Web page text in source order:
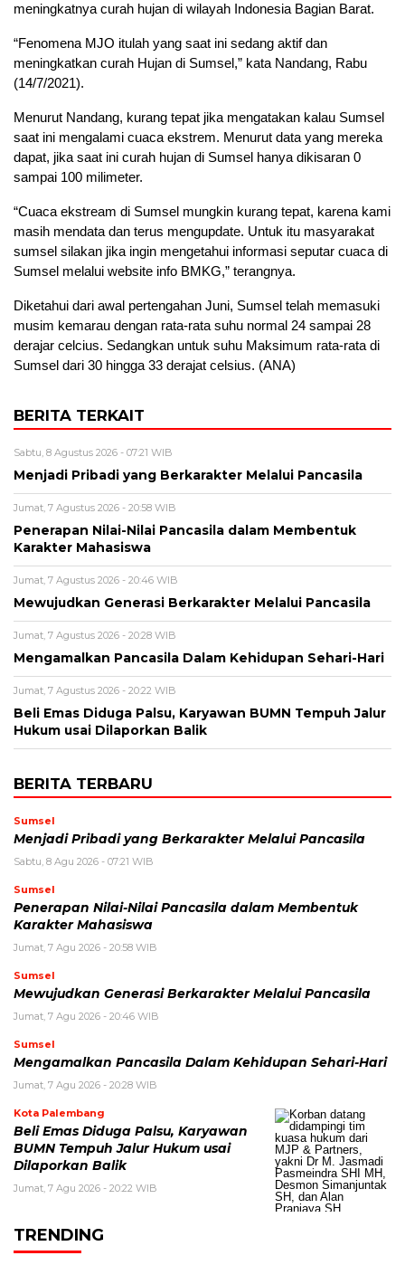
meningkatnya curah hujan di wilayah Indonesia Bagian Barat.
“Fenomena MJO itulah yang saat ini sedang aktif dan
meningkatkan curah Hujan di Sumsel,” kata Nandang, Rabu
(14/7/2021).
Menurut Nandang, kurang tepat jika mengatakan kalau Sumsel
saat ini mengalami cuaca ekstrem. Menurut data yang mereka
dapat, jika saat ini curah hujan di Sumsel hanya dikisaran 0
sampai 100 milimeter.
“Cuaca ekstream di Sumsel mungkin kurang tepat, karena kami
masih mendata dan terus mengupdate. Untuk itu masyarakat
sumsel silakan jika ingin mengetahui informasi seputar cuaca di
Sumsel melalui website info BMKG,” terangnya.
Diketahui dari awal pertengahan Juni, Sumsel telah memasuki
musim kemarau dengan rata-rata suhu normal 24 sampai 28
derajar celcius. Sedangkan untuk suhu Maksimum rata-rata di
Sumsel dari 30 hingga 33 derajat celsius. (ANA)
BERITA TERKAIT
Sabtu, 8 Agustus 2026 - 07:21 WIB
Menjadi Pribadi yang Berkarakter Melalui Pancasila
Jumat, 7 Agustus 2026 - 20:58 WIB
Penerapan Nilai-Nilai Pancasila dalam Membentuk
Karakter Mahasiswa
Jumat, 7 Agustus 2026 - 20:46 WIB
Mewujudkan Generasi Berkarakter Melalui Pancasila
Jumat, 7 Agustus 2026 - 20:28 WIB
Mengamalkan Pancasila Dalam Kehidupan Sehari-Hari
Jumat, 7 Agustus 2026 - 20:22 WIB
Beli Emas Diduga Palsu, Karyawan BUMN Tempuh Jalur
Hukum usai Dilaporkan Balik
BERITA TERBARU
Sumsel
Menjadi Pribadi yang Berkarakter Melalui Pancasila
Sabtu, 8 Agu 2026 - 07:21 WIB
Sumsel
Penerapan Nilai-Nilai Pancasila dalam Membentuk
Karakter Mahasiswa
Jumat, 7 Agu 2026 - 20:58 WIB
Sumsel
Mewujudkan Generasi Berkarakter Melalui Pancasila
Jumat, 7 Agu 2026 - 20:46 WIB
Sumsel
Mengamalkan Pancasila Dalam Kehidupan Sehari-Hari
Jumat, 7 Agu 2026 - 20:28 WIB
Kota Palembang
Beli Emas Diduga Palsu, Karyawan
BUMN Tempuh Jalur Hukum usai
Dilaporkan Balik
Jumat, 7 Agu 2026 - 20:22 WIB
TRENDING